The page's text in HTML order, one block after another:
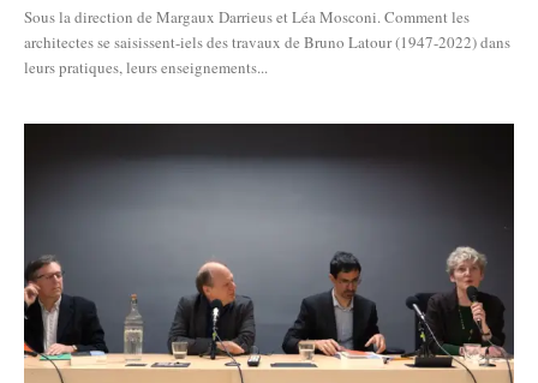
Sous la direction de Margaux Darrieus et Léa Mosconi. Comment les
architectes se saisissent-iels des travaux de Bruno Latour (1947-2022) dans
leurs pratiques, leurs enseignements...